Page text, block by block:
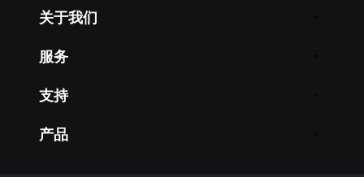
关于我们
服务
支持
产品